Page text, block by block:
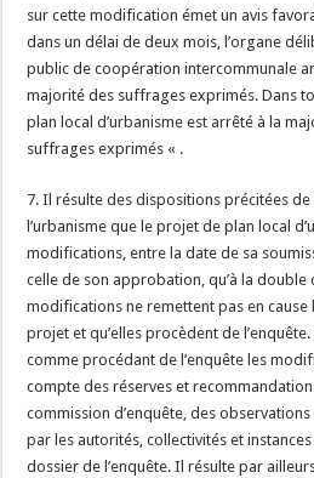
sur cette modification émet un avis
dans un délai de deux mois, l’organe
public de coopération intercommunale
majorité des suffrages exprimés. Dans
plan local d’urbanisme est arrêté à la
suffrages exprimés « .
7. Il résulte des dispositions précitées de
l’urbanisme que le projet de plan local
modifications, entre la date de sa
celle de son approbation, qu’à la double
modifications ne remettent pas en cause
projet et qu’elles procèdent de
comme procédant de l’enquête les
compte des réserves et
commission d’enquête, des
par les autorités, collectivités et
dossier de l’enquête. Il résulte par